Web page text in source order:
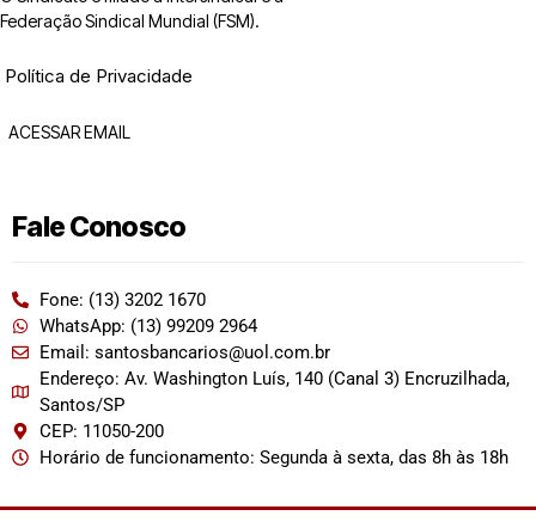
Federação Sindical Mundial (FSM).
Política de Privacidade
ACESSAR EMAIL
Fale Conosco
Fone: (13) 3202 1670
WhatsApp: (13) 99209 2964
Email: santosbancarios@uol.com.br
Endereço: Av. Washington Luís, 140 (Canal 3) Encruzilhada,
Santos/SP
CEP: 11050-200
Horário de funcionamento: Segunda à sexta, das 8h às 18h